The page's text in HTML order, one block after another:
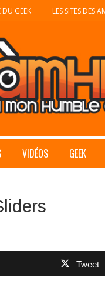
DU GEEK LES SITES DES
VIDÉOS GEEK
Tweet